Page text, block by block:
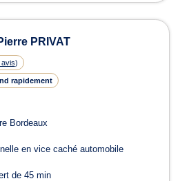
PRIVAT
avis)
rapidement
Bordeaux
en vice caché automobile
de 45 min